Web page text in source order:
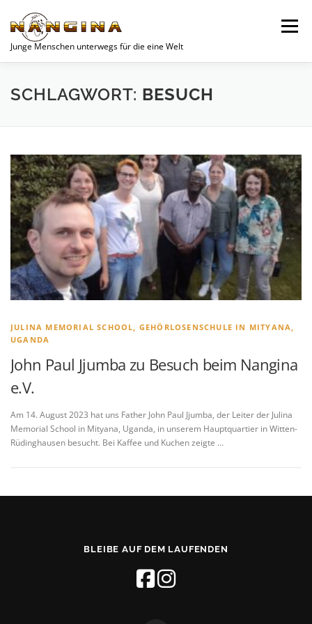
Inhalt
springen
Junge Menschen unterwegs für die eine Welt
Menü
SPENDEN AKTUELLES JUGEND
KONTAKT DATENSCHUTZERKLÄRUNG
SCHLAGWORT: BESUCH
JULINA MEMORIAL SCHOOL, GEHÖRLOSENSCHULE IN MITYANA,
UGANDA
John Paul Jjumba zu Besuch beim Nangina
e.V.
Am 14. August 2023 hat uns Father John Paul Jjumba, der Leiter der Julina
Memorial School in Mityana, Uganda, in unserem Hauptquartier in Witten-
Rüdinghausen besucht. Bei Kaffee und Kuchen zeigte …
BLEIBE AUF DEM LAUFENDEN